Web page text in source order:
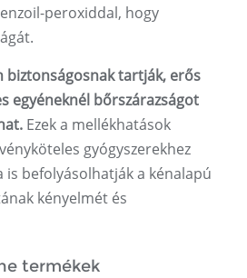
peroxiddal, hogy
biztonságosnak tartják, erős
egyéneknél bőrszárazságot
Ezek a mellékhatások
gyógyszerekhez
is befolyásolhatják a kénalapú
kényelmét és
termékek